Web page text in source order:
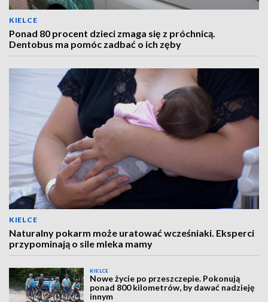
KIELCE
Ponad 80 procent dzieci zmaga się z próchnicą.
Dentobus ma pomóc zadbać o ich zęby
KIELCE
Naturalny pokarm może uratować wcześniaki. Eksperci
przypominają o sile mleka mamy
KIELCE
Nowe życie po przeszczepie. Pokonują
ponad 800 kilometrów, by dawać nadzieję
innym